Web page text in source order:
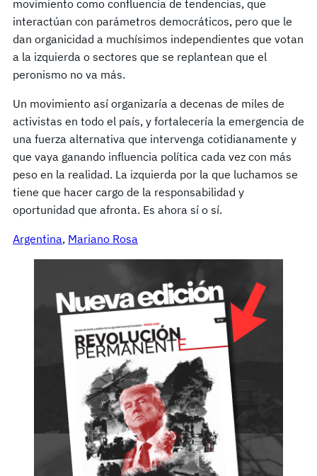
movimiento como confluencia de tendencias, que
interactúan con parámetros democráticos, pero que le
dan organicidad a muchísimos independientes que votan
a la izquierda o sectores que se replantean que el
peronismo no va más.
Un movimiento así organizaría a decenas de miles de
activistas en todo el país, y fortalecería la emergencia de
una fuerza alternativa que intervenga cotidianamente y
que vaya ganando influencia política cada vez con más
peso en la realidad. La izquierda por la que luchamos se
tiene que hacer cargo de la responsabilidad y
oportunidad que afronta. Es ahora sí o sí.
Argentina, Mariano Rosa